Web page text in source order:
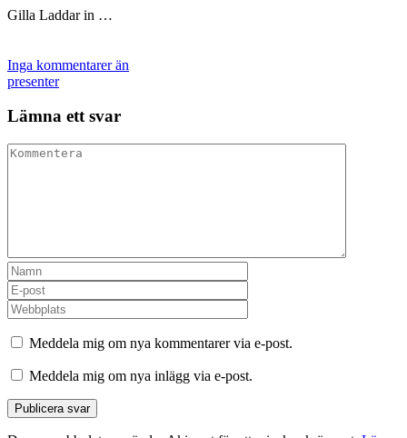
Gilla Laddar in …
Inga kommentarer än
presenter
Lämna ett svar
Meddela mig om nya kommentarer via e-post.
Meddela mig om nya inlägg via e-post.